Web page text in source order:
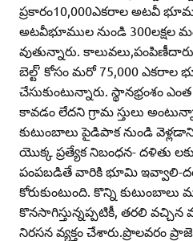
ప్రకారం10,000ఎకరాల అటవీ
అటవీభూముల నుండి 300లక్షల
వుతున్నారు.
బెల్ట్‌’ కోసం మరో 75,000 ఎకరాల
చేసుకుంటున్నారు. స్థానభ్రంశం
కావడం లేదని గ్రామ స్తులు
కుటుంబాలు పైడిపాక నుండి
యొక్క ప్రత్యేక నిబంధన- దళితు
పంపబడితే వారికి భూమి ఇవ్వాలి-
కోరుకుంటుంది. కొన్ని
కొనసాగిస్తున్నప్పటికీ, తరలి వచ్చిన
నిరసన వ్యక్తం చేశారు.ప్రొలవరం